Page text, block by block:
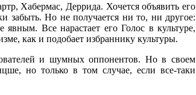
Хабермас, Деррида. Хочется объявить его
забыть. Но не получается ни то, ни другое:
Все нарастает его Голос в культуре,
как и подобает избраннику культуры.
и шумных оппонентов. Но в своем
но только в том случае, если все-таки